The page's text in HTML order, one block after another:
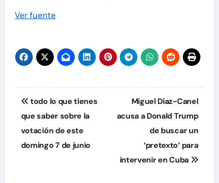
Ver fuente
Navegación
de
entradas
todo lo que tienes
que saber sobre la
votación de este
domingo 7 de junio
Miguel Díaz-Canel
acusa a Donald Trump
de buscar un
‘pretexto’ para
intervenir en Cuba